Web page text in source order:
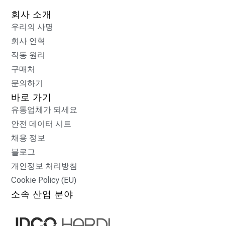
회사 소개
우리의 사명
회사 연혁
작동 원리
구매처
문의하기
바로 가기
유통업체가 되세요
안전 데이터 시트
채용 정보
블로그
개인정보 처리방침
Cookie Policy (EU)
소속 산업 분야